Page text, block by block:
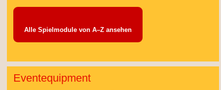
Alle Spielmodule von A–Z ansehen
Eventequipment